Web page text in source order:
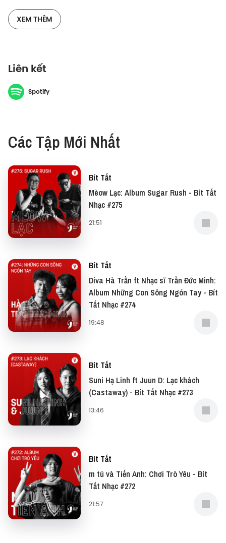
bài ca khúc là “Khói”, “Quay Lại Giường Đi Em” và
Whisky. Một lần nữa, Hà Lê lại khiến khán giả không
tối của con người.
Bít Tất Nhạc đã có cơ hội trò chuyện cùng anh để
nhé!
XEM THÊM
Liên kết
Spotify
Các Tập Mới Nhất
Bít Tất
Mèow Lạc: Album Sugar Rush - Bít Tất
Nhạc #275
21:51
Bít Tất
Diva Hà Trần ft Nhạc sĩ Trần Đức Minh:
Album Những Con Sông Ngón Tay - Bít
Tất Nhạc #274
19:48
Bít Tất
Suni Hạ Linh ft Juun D: Lạc khách
(Castaway) - Bít Tất Nhạc #273
13:46
Bít Tất
m tú và Tiến Anh: Chơi Trò Yêu - Bít
Tất Nhạc #272
21:57